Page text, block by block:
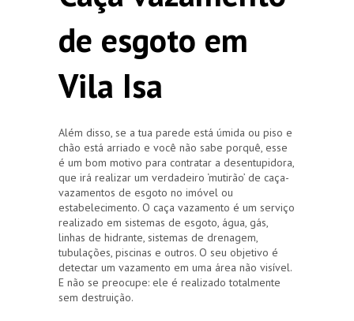
de esgoto em
Vila Isa
Além disso, se a tua parede está úmida ou piso e
chão está arriado e você não sabe porquê, esse
é um bom motivo para contratar a desentupidora,
que irá realizar um verdadeiro ‘mutirão’ de caça-
vazamentos de esgoto no imóvel ou
estabelecimento. O caça vazamento é um serviço
realizado em sistemas de esgoto, água, gás,
linhas de hidrante, sistemas de drenagem,
tubulações, piscinas e outros. O seu objetivo é
detectar um vazamento em uma área não visível.
E não se preocupe: ele é realizado totalmente
sem destruição.